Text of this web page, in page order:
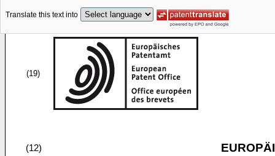
Translate this text into
(19)
(12)